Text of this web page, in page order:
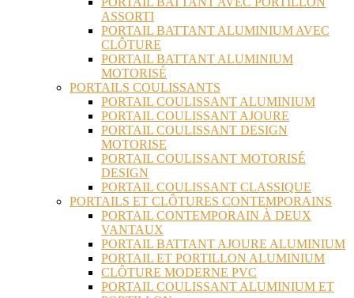
ASSORTI
PORTAIL BATTANT ALUMINIUM AVEC
CLÔTURE
PORTAIL BATTANT ALUMINIUM
MOTORISÉ
PORTAILS COULISSANTS
PORTAIL COULISSANT ALUMINIUM
PORTAIL COULISSANT AJOURE
PORTAIL COULISSANT DESIGN
MOTORISE
PORTAIL COULISSANT MOTORISÉ
DESIGN
PORTAIL COULISSANT CLASSIQUE
PORTAILS ET CLÔTURES CONTEMPORAINS
PORTAIL CONTEMPORAIN À DEUX
VANTAUX
PORTAIL BATTANT AJOURE ALUMINIUM
PORTAIL ET PORTILLON ALUMINIUM
CLÔTURE MODERNE PVC
PORTAIL COULISSANT ALUMINIUM ET